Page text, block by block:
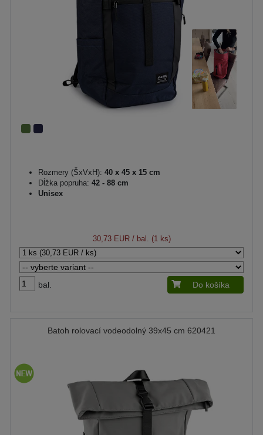
Rozmery (ŠxVxH): 40 x 45 x 15 cm
Dĺžka popruha: 42 - 88 cm
Unisex
30,73 EUR/ bal. (1 ks)
bal. Do košíka
Batoh rolovací vodeodolný 39x45 cm 620421